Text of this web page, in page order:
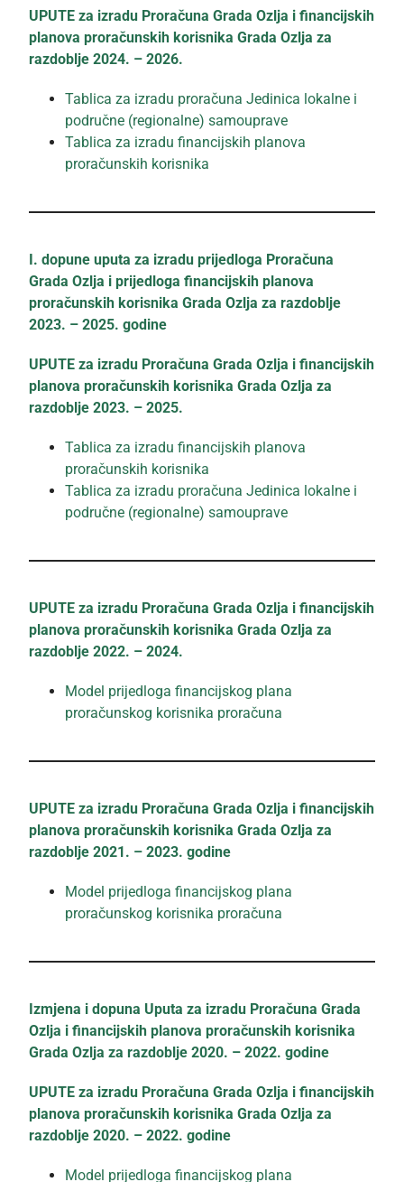
UPUTE za izradu Proračuna Grada Ozlja i financijskih
planova proračunskih korisnika Grada Ozlja za
razdoblje 2024. – 2026.
Tablica za izradu proračuna Jedinica lokalne i
područne (regionalne) samouprave
Tablica za izradu financijskih planova
proračunskih korisnika
I. dopune uputa za izradu prijedloga Proračuna
Grada Ozlja i prijedloga financijskih planova
proračunskih korisnika Grada Ozlja za razdoblje
2023. – 2025. godine
UPUTE za izradu Proračuna Grada Ozlja i financijskih
planova proračunskih korisnika Grada Ozlja za
razdoblje 2023. – 2025.
Tablica za izradu financijskih planova
proračunskih korisnika
Tablica za izradu proračuna Jedinica lokalne i
područne (regionalne) samouprave
UPUTE za izradu Proračuna Grada Ozlja i financijskih
planova proračunskih korisnika Grada Ozlja za
razdoblje 2022. – 2024.
Model prijedloga financijskog plana
proračunskog korisnika proračuna
UPUTE za izradu Proračuna Grada Ozlja i financijskih
planova proračunskih korisnika Grada Ozlja za
razdoblje 2021. – 2023. godine
Model prijedloga financijskog plana
proračunskog korisnika proračuna
Izmjena i dopuna Uputa za izradu Proračuna Grada
Ozlja i financijskih planova proračunskih korisnika
Grada Ozlja za razdoblje 2020. – 2022. godine
UPUTE za izradu Proračuna Grada Ozlja i financijskih
planova proračunskih korisnika Grada Ozlja za
razdoblje 2020. – 2022. godine
Model prijedloga financijskog plana